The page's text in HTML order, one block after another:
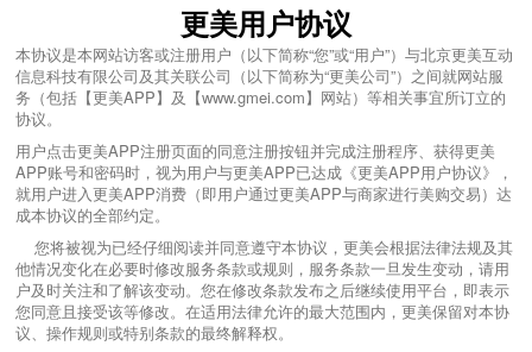
更美用户协议
本协议是本网站访客或注册用户（以下简称“您”或“用户”）与北京更美互动
信息科技有限公司及其关联公司（以下简称为“更美公司”）之间就网站服
务（包括【更美APP】及【www.gmei.com】网站）等相关事宜所订立的
协议。
用户点击更美APP注册页面的同意注册按钮并完成注册程序、获得更美
APP账号和密码时，视为用户与更美APP已达成《更美APP用户协议》，
就用户进入更美APP消费（即用户通过更美APP与商家进行美购交易）达
成本协议的全部约定。
您将被视为已经仔细阅读并同意遵守本协议，更美会根据法律法规及其
他情况变化在必要时修改服务条款或规则，服务条款一旦发生变动，请用
户及时关注和了解该变动。 您在修改条款发布之后继续使用平台，即表示
您同意且接受该等修改。在适用法律允许的最大范围内，更美保留对本协
议、操作规则或特别条款的最终解释权。